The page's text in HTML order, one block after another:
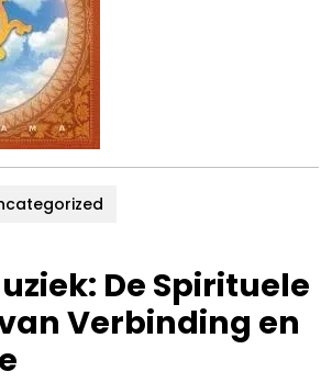
De Spirituele
Verbinding en